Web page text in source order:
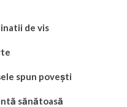
de vis
spun povești
sănătoasă